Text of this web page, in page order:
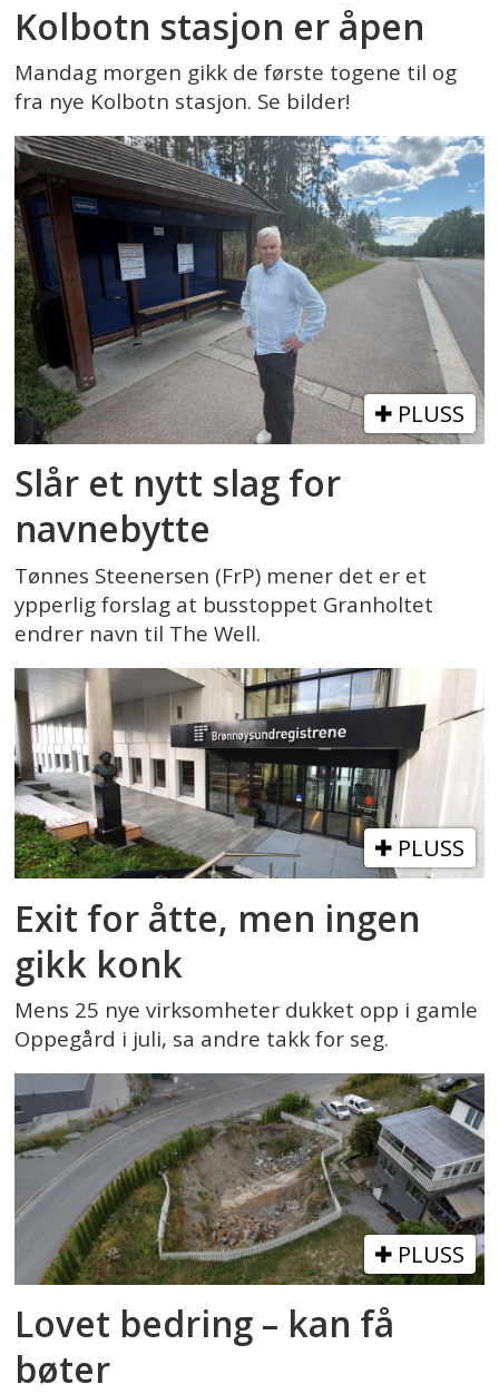
Kolbotn stasjon er åpen
Mandag morgen gikk de første togene til og
fra nye Kolbotn stasjon. Se bilder!
PLUSS
Slår et nytt slag for
navnebytte
Tønnes Steenersen (FrP) mener det er et
ypperlig forslag at busstoppet Granholtet
endrer navn til The Well.
PLUSS
Exit for åtte, men ingen
gikk konk
Mens 25 nye virksomheter dukket opp i gamle
Oppegård i juli, sa andre takk for seg.
PLUSS
Lovet bedring – kan få
bøter